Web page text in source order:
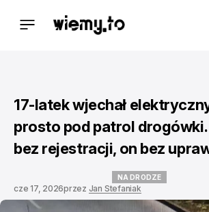
17-latek wjechał
prosto pod patrol
bez rejestracji, on bez
NA DRODZE
cze 17, 2026przez Jan Stefaniak